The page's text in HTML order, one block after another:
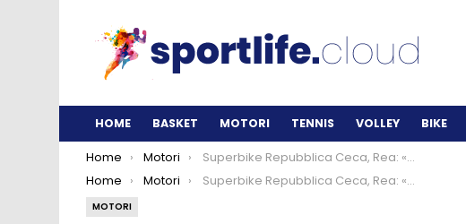
HOME BASKET MOTORI TENNIS VOLLEY BIKE
You are here:
Home Motori
Superbike Repubblica Ceca, Rea: «Spero di poter incrementare presto queste 60 vittorie»
You are here:
Home Motori Superbike Repubblica Ceca, Rea: «Spero di poter incrementare presto queste 60 vittorie»
MOTORI